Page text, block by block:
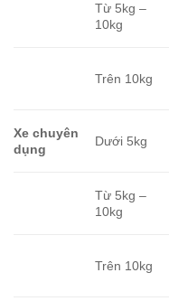
Từ 5kg –
10kg
Trên 10kg
Xe chuyên
dụng
Dưới 5kg
Từ 5kg –
10kg
Trên 10kg